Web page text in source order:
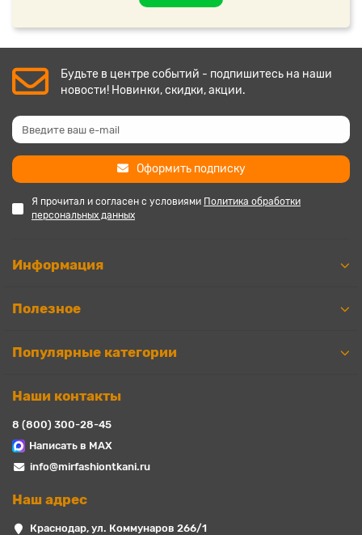
Будьте в центре событий - подпишитесь на наши
новости! Новинки, скидки, акции.
Оформить подписку
Я прочитал и согласен с условиями Политика обработки
персональных данных
Информация
Полезное
Популярные категории
Наши контакты
8 (800) 300-28-45
Написать в MAX
info@mirfashiontkani.ru
Наш адрес
Краснодар, ул. Коммунаров 266/1